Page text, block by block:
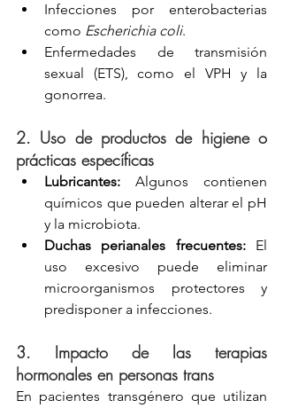
Infecciones por enterobacterias
como Escherichia coli.
Enfermedades de transmisión
sexual (ETS), como el VPH y la
gonorrea.
2. Uso de productos de higiene o
prácticas específicas
Lubricantes: Algunos contienen
químicos que pueden alterar el pH
y la microbiota.
Duchas perianales frecuentes: El
uso excesivo puede eliminar
microorganismos protectores y
predisponer a infecciones.
3. Impacto de las terapias
hormonales en personas trans
En pacientes transgénero que utilizan